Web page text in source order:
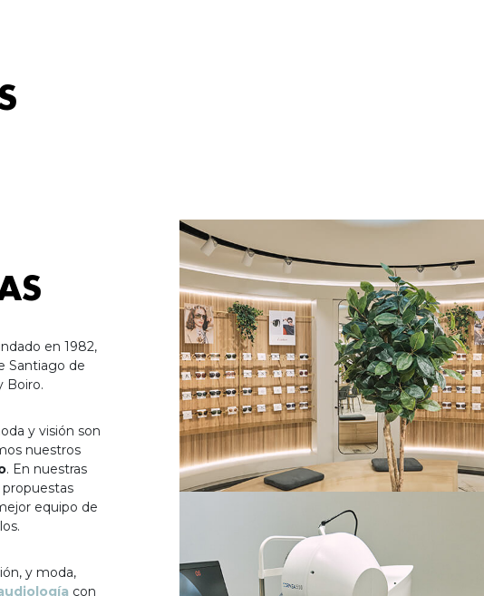
en 1982,
Santiago de
Boiro.
y visión son
nuestros
. En nuestras
equipo de
y moda,
con